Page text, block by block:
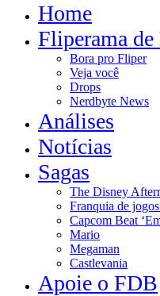
Home
Fliperama de
Bora pro Fliper
Veja você
Drops
Nerdbyte News
Análises
Notícias
Sagas
The Disney
Franquia de
Capcom Beat
Mario
Megaman
Castlevania
Apoie o FDB